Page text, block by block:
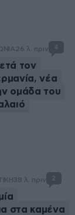
26 λ. πριν 4
τον
νέα
ομάδα του
38 λ. πριν 2
στα καμένα